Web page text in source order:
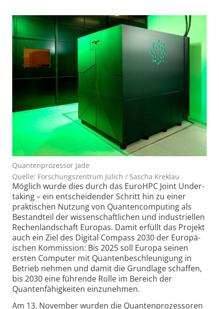
Quantenprozessor Jade
Quelle: Forschungszentrum Jülich / Sascha Kreklau
Möglich wurde dies durch das EuroHPC Joint Under­
taking – ein entscheidender Schritt hin zu einer
prakti­schen Nutzung von Quanten­compu­ting als
Bestand­teil der wissen­schaft­lichen und indus­tri­ellen
Rechen­land­schaft Europas. Damit erfüllt das Projekt
auch ein Ziel des Digital Compass 2030 der Europä­
ischen Kom­mis­sion: Bis 2025 soll Europa seinen
ersten Com­puter mit Quanten­beschleu­nigung in
Betrieb nehmen und damit die Grund­lage schaffen,
bis 2030 eine führende Rolle im Bereich der
Quanten­fähig­keiten einzu­nehmen.
Am 13. November wurden die Quanten­prozessoren